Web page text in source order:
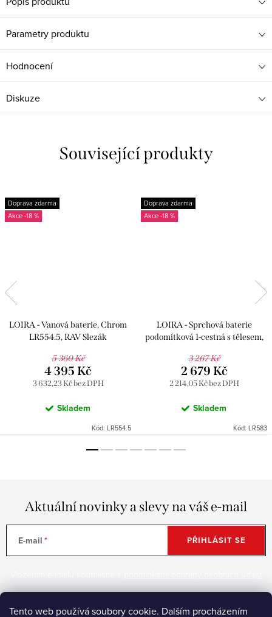
Tento web používá soubory cookie. Dalším procházením
Parametry produktu
Hodnocení
Diskuze
Související produkty
Doprava zdarma
-18 %
LOIRA - Vanová baterie, Chrom
LR554.5, RAV Slezák
5 360 Kč
3 632,23 Kč bez DPH
4 395 Kč
Skladem
Kód: LR554.5
Doprava zdarma
-18 %
LOIRA - Sprchová baterie
podomítková 1-cestná s tělesem,
3 267 Kč
2 214,05 Kč bez DPH
2 679 Kč
Skladem
Kód: LR583
Aktuální novinky a slevy na váš e-mail
E-mail PŘIHLÁSIT SE